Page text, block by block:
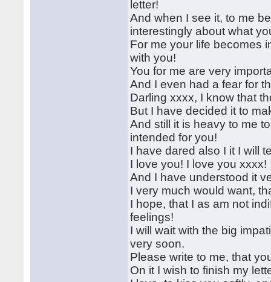
letter!
And when I see it, to me
interestingly about what
For me your life becomes
with you!
You for me are very
And I even had a fear for
Darling xxxx, I know that
But I have decided it to
And still it is heavy to me
intended for you!
I have dared also I it I will
I love you! I love you xxxx!
And I have understood it
I very much would want,
I hope, that I as am not
feelings!
I will wait with the big
very soon.
Please write to me, that
On it I wish to finish my